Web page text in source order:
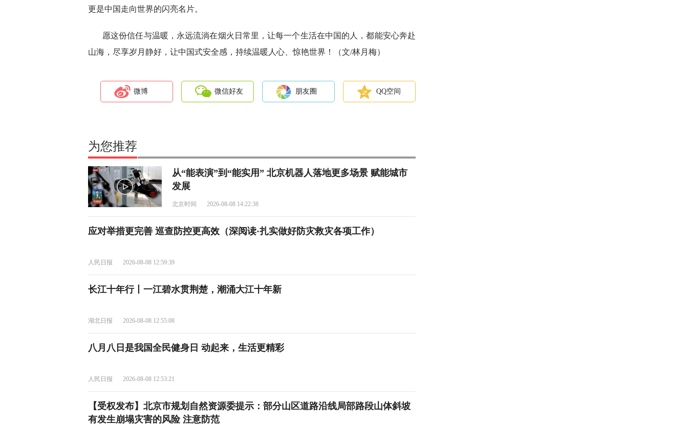
更是中国走向世界的闪亮名片。
愿这份信任与温暖，永远流淌在烟火日常里，让每一个生活在中国的人，都能安心奔赴
山海，尽享岁月静好，让中国式安全感，持续温暖人心、惊艳世界！（文/林月梅）
微博 微信好友 朋友圈 QQ空间
为您推荐
从“能表演”到“能实用” 北京机器人落地更多场景 赋能城市
发展
北京时间 2026-08-08 14:22:38
应对举措更完善 巡查防控更高效（深阅读·扎实做好防灾救灾各项工作）
人民日报 2026-08-08 12:59:39
长江十年行丨一江碧水贯荆楚，潮涌大江十年新
湖北日报 2026-08-08 12:55:08
八月八日是我国全民健身日 动起来，生活更精彩
人民日报 2026-08-08 12:53:21
【受权发布】北京市规划自然资源委提示：部分山区道路沿线局部路段山体斜坡
有发生崩塌灾害的风险 注意防范